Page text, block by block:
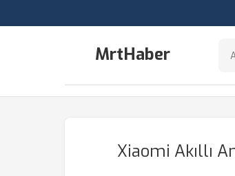
MrtHaber
Xiaomi Akıllı